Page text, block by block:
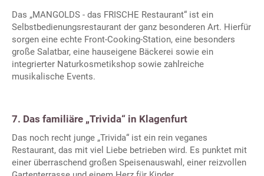
Das „MANGOLDS - das FRISCHE Restaurant“ ist ein
Selbstbedienungsrestaurant der ganz besonderen Art. Hierfür
sorgen eine echte Front-Cooking-Station, eine besonders
große Salatbar, eine hauseigene Bäckerei sowie ein
integrierter Naturkosmetikshop sowie zahlreiche
musikalische Events.
7. Das familiäre „Trivida“ in Klagenfurt
Das noch recht junge „Trivida“ ist ein rein veganes
Restaurant, das mit viel Liebe betrieben wird. Es punktet mit
einer überraschend großen Speisenauswahl, einer reizvollen